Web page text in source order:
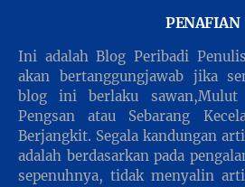
PENAFIAN
Ini adalah Blog Peribadi
akan bertanggungjawab jika
blog ini berlaku sawan,Mulut
Pengsan atau Sebarang
Berjangkit. Segala kandungan
adalah berdasarkan pada
sepenuhnya, tidak menyalin